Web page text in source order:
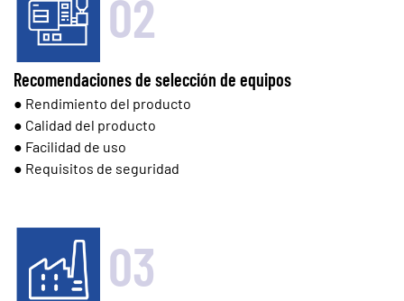
02
Recomendaciones de selección de equipos
● Rendimiento del producto
● Calidad del producto
● Facilidad de uso
● Requisitos de seguridad
03